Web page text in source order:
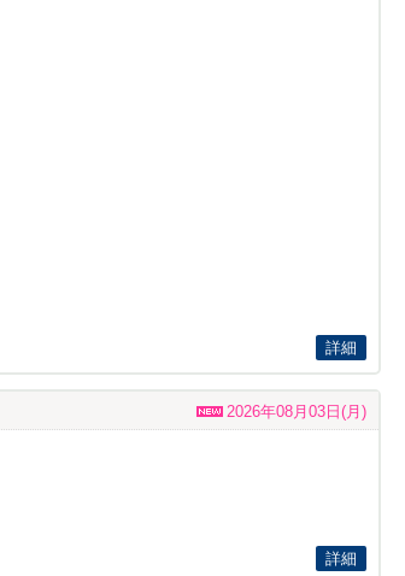
詳細
2026年08月03日(月)
詳細